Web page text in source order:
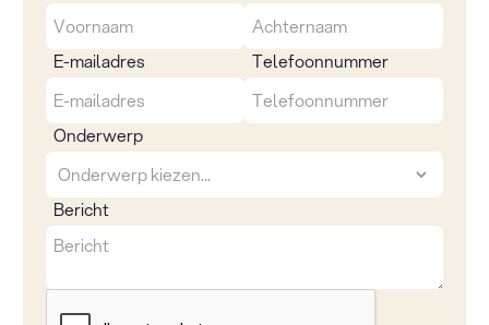
E-mailadres Telefoonnummer
Onderwerp
Bericht